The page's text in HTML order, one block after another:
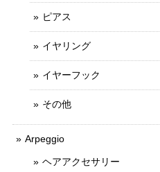
ピアス
イヤリング
イヤーフック
その他
Arpeggio
ヘアアクセサリー